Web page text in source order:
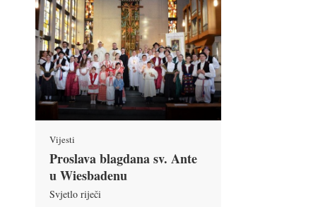
Vijesti
Proslava blagdana sv. Ante
u Wiesbadenu
Svjetlo riječi